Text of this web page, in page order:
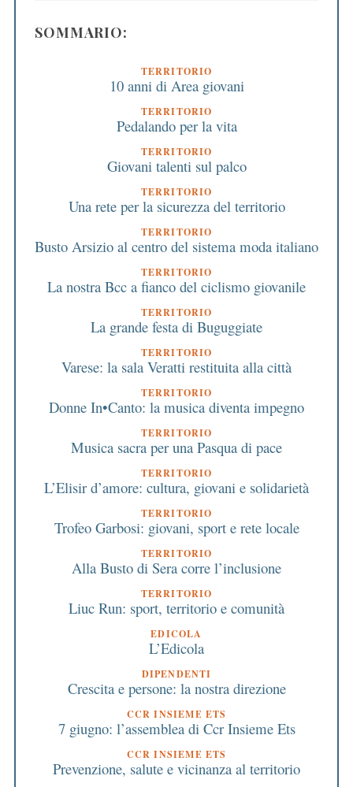
SOMMARIO:
TERRITORIO
10 anni di Area giovani
TERRITORIO
Pedalando per la vita
TERRITORIO
Giovani talenti sul palco
TERRITORIO
Una rete per la sicurezza del territorio
TERRITORIO
Busto Arsizio al centro del sistema moda italiano
TERRITORIO
La nostra Bcc a fianco del ciclismo giovanile
TERRITORIO
La grande festa di Buguggiate
TERRITORIO
Varese: la sala Veratti restituita alla città
TERRITORIO
Donne In•Canto: la musica diventa impegno
TERRITORIO
Musica sacra per una Pasqua di pace
TERRITORIO
L’Elisir d’amore: cultura, giovani e solidarietà
TERRITORIO
Trofeo Garbosi: giovani, sport e rete locale
TERRITORIO
Alla Busto di Sera corre l’inclusione
TERRITORIO
Liuc Run: sport, territorio e comunità
EDICOLA
L’Edicola
DIPENDENTI
Crescita e persone: la nostra direzione
CCR INSIEME ETS
7 giugno: l’assemblea di Ccr Insieme Ets
CCR INSIEME ETS
Prevenzione, salute e vicinanza al territorio